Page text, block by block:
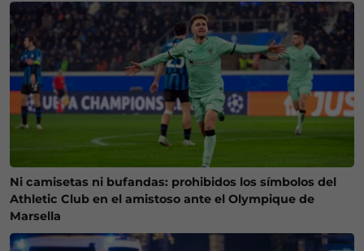
Ni camisetas ni bufandas: prohibidos los símbolos del
Athletic Club en el amistoso ante el Olympique de
Marsella